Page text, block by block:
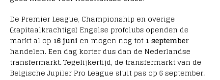
De Premier League, Championship en overige
(kapitaalkrachtige) Engelse profclubs openden de
markt al op 16 juni en mogen nog tot 1 september
handelen. Een dag korter dus dan de Nederlandse
transfermarkt. Tegelijkertijd, de transfermarkt van de
Belgische Jupiler Pro League sluit pas op 6 september.